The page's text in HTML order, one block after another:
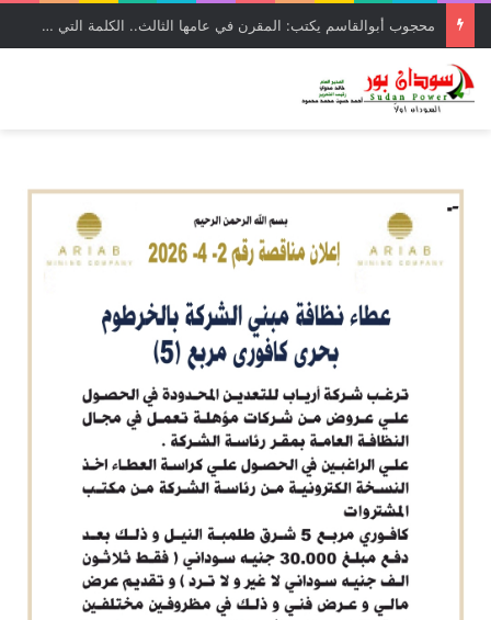
محجوب أبوالقاسم يكتب: المقرن في عامها الثالث.. الكلمة التي انحازت للوطن